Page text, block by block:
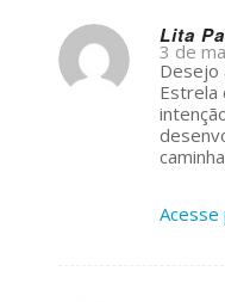
Lita
s
ays:
3 de
Desejo
Estrela